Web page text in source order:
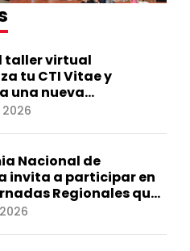
taller virtual
tu CTI Vitae y
una nueva
Renacyt»
Nacional de
invita a participar en
Regionales que
en Ica